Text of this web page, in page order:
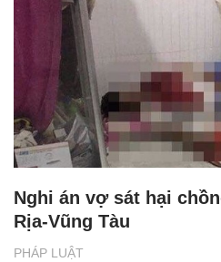
PHÁP LUẬT
Nghi án vợ sát hại
Rịa-Vũng Tàu